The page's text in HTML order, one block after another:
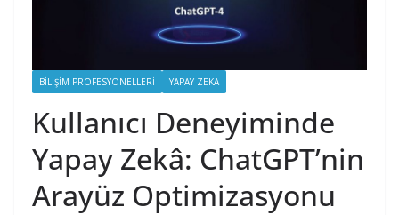
BILIŞIM PROFESYONELLERI YAPAY ZEKA
Kullanıcı Deneyiminde
Yapay Zekâ: ChatGPT’nin
Arayüz Optimizasyonu